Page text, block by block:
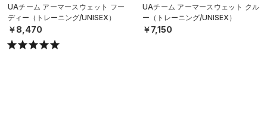
UAチーム アーマースウェット フー
ディー（トレーニング/UNISEX）
￥8,470
UAチーム アーマースウェット クル
ー（トレーニング/UNISEX）
￥7,150